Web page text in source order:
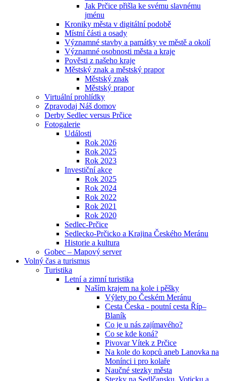
Jak Prčice přišla ke svému slavnému
jménu
Kroniky města v digitální podobě
Místní části a osady
Významné stavby a památky ve městě a okolí
Významné osobnosti města a kraje
Pověsti z našeho kraje
Městský znak a městský prapor
Městský znak
Městský prapor
Virtuální prohlídky
Zpravodaj Náš domov
Derby Sedlec versus Prčice
Fotogalerie
Události
Rok 2026
Rok 2025
Rok 2023
Investiční akce
Rok 2025
Rok 2024
Rok 2022
Rok 2021
Rok 2020
Sedlec-Prčice
Sedlecko-Prčicko a Krajina Českého Meránu
Historie a kultura
Gobec – Mapový server
Volný čas a turismus
Turistika
Letní a zimní turistika
Naším krajem na kole i pěšky
Výlety po Českém Meránu
Cesta Česka - poutní cesta Říp–
Blaník
Co je u nás zajímavého?
Co se kde koná?
Pivovar Vítek z Prčice
Na kole do kopců aneb Lanovka na
Monínci i pro kolaře
Naučné stezky města
Stezky na Sedlčansku, Voticku a